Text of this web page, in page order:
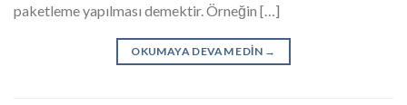
paketleme yapılması demektir. Örneğin […]
OKUMAYA DEVAM EDIN →